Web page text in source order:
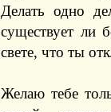
Делать одно
существует ли б
свете, что ты
Желаю тебе